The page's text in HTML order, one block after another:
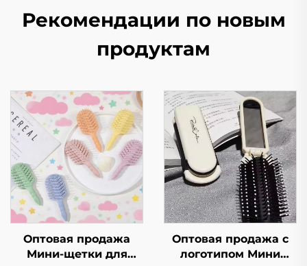
Рекомендации по новым
продуктам
Оптовая продажа
Мини-щетки для
Оптовая продажа с
логотипом Мини